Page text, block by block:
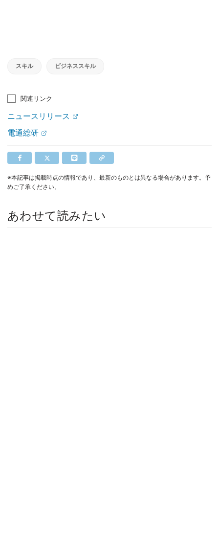
スキル ビジネススキル
関連リンク
ニュースリリース
電通総研
※本記事は掲載時点の情報であり、最新のものとは異なる場合があります。予
めご了承ください。
あわせて読みたい